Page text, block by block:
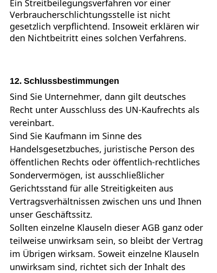
Ein Streitbeilegungsverfahren vor einer
Verbraucherschlichtungsstelle ist nicht
gesetzlich verpflichtend. Insoweit erklären wir
den Nichtbeitritt eines solchen Verfahrens.
12. Schlussbestimmungen
Sind Sie Unternehmer, dann gilt deutsches
Recht unter Ausschluss des UN-Kaufrechts als
vereinbart.
Sind Sie Kaufmann im Sinne des
Handelsgesetzbuches, juristische Person des
öffentlichen Rechts oder öffentlich-rechtliches
Sondervermögen, ist ausschließlicher
Gerichtsstand für alle Streitigkeiten aus
Vertragsverhältnissen zwischen uns und Ihnen
unser Geschäftssitz.
Sollten einzelne Klauseln dieser AGB ganz oder
teilweise unwirksam sein, so bleibt der Vertrag
im Übrigen wirksam. Soweit einzelne Klauseln
unwirksam sind, richtet sich der Inhalt des